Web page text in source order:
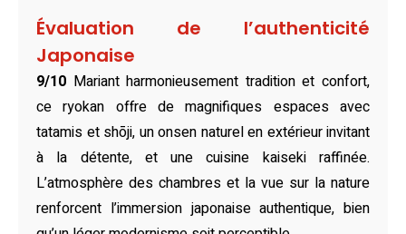
combine tradition et exclusivité. Les chambres du bâtiment
principal, avec leurs tatamis et futons, plongent les
visiteurs dans l’essence même de la culture japonaise.
Pour plus d’intimité, les maisons individuelles de l’annexe
sont une invitation au calme, avec des bains privatifs en
plein air et, pour certaines, des équipements modernes
comme des fauteuils de massage. Les teintes apaisantes
et l’allure traditionnelle de ces espaces créent une
atmosphère propice au repos.
Évaluation de l’authenticité
Japonaise
9/10 Mariant harmonieusement tradition et confort,
ce ryokan offre de magnifiques espaces avec
tatamis et shōji, un onsen naturel en extérieur invitant
à la détente, et une cuisine kaiseki raffinée.
L’atmosphère des chambres et la vue sur la nature
renforcent l’immersion japonaise authentique, bien